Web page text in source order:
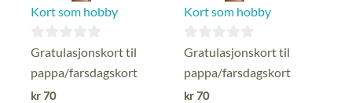
Kort som hobby
0
ut
av
Gratulasjonskort til
pappa/farsdagskort
kr70
Kort som hobby
0
ut
av
Gratulasjonskort til
pappa/farsdagskort
kr70